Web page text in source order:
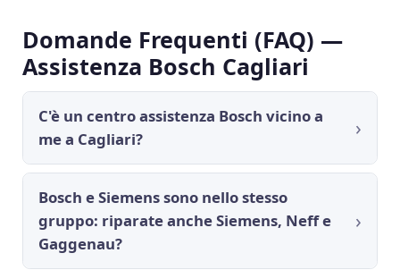
Domande Frequenti (FAQ) —
Assistenza Bosch Cagliari
C'è un centro assistenza Bosch vicino a
me a Cagliari?
Bosch e Siemens sono nello stesso
gruppo: riparate anche Siemens, Neff e
Gaggenau?